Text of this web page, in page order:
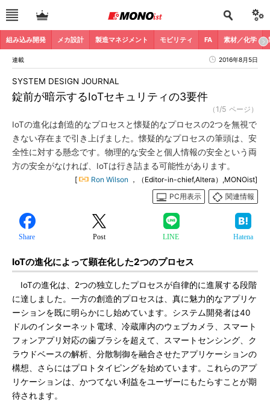
組み込み開発 メカ設計 製造マネジメント モビリティ FA 素材／化学
連載 2016年8月5日
錠前が暗示するIoTセキュリティの3要件
SYSTEM DESIGN JOURNAL
（1/5 ページ）
IoTの進化は創造的なプロセスと懐疑的なプロセスの2つを無視で
きない存在まで引き上げました。懐疑的なプロセスの筆頭は、安
全性に対する懸念です。物理的な安全と個人情報の安全という両
方の安全がなければ、IoTは行き詰まる可能性があります。
[ Ron Wilson ，（Editor-in-chief,Altera）,MONOist]
PC用表示
関連情報
Share Post LINE Hatena
IoTの進化によって顕在化した2つのプロセス
IoTの進化は、2つの独立したプロセスが自律的に進展する段階
に達しました。一方の創造的プロセスは、真に魅力的なアプリケ
ーションを既に明らかにし始めています。システム開発者は40
ドルのインターネット電球、冷蔵庫内のウェブカメラ、スマート
フォンアプリ対応の歯ブラシを超えて、スマートセンシング、ク
ラウドベースの解析、分散制御を融合させたアプリケーションの
構想、さらにはプロトタイピングを始めています。これらのアプ
リケーションは、かつてない利益をユーザーにもたらすことが期
待されます。